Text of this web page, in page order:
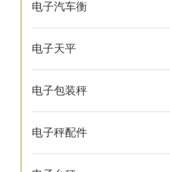
电子汽车衡
电子天平
电子包装秤
电子秤配件